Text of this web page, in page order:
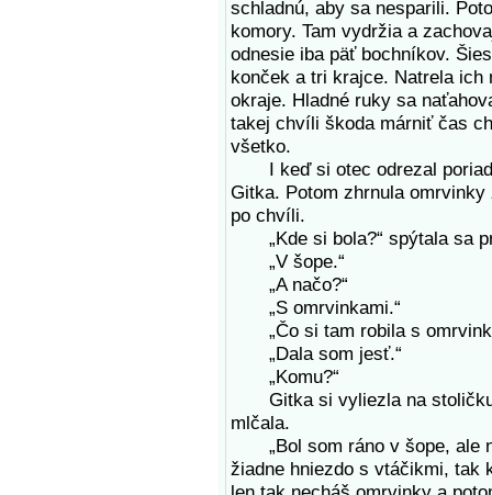
schladnú, aby sa nesparili.
komory. Tam vydržia a
odnesie iba päť bochníkov.
konček a tri krajce. Natrela ich
okraje. Hladné ruky sa
takej chvíli škoda márniť čas
všetko.
I keď si otec odrezal
Gitka. Potom zhrnula
po chvíli.
„Kde si bola?“ spýtala sa
„V šope.“
„A načo?“
„S omrvinkami.“
„Čo si tam robila s
„Dala som jesť.“
„Komu?“
Gitka si vyliezla na stoličku,
mlčala.
„Bol som ráno v šope, ale
žiadne hniezdo s vtáčikmi, tak